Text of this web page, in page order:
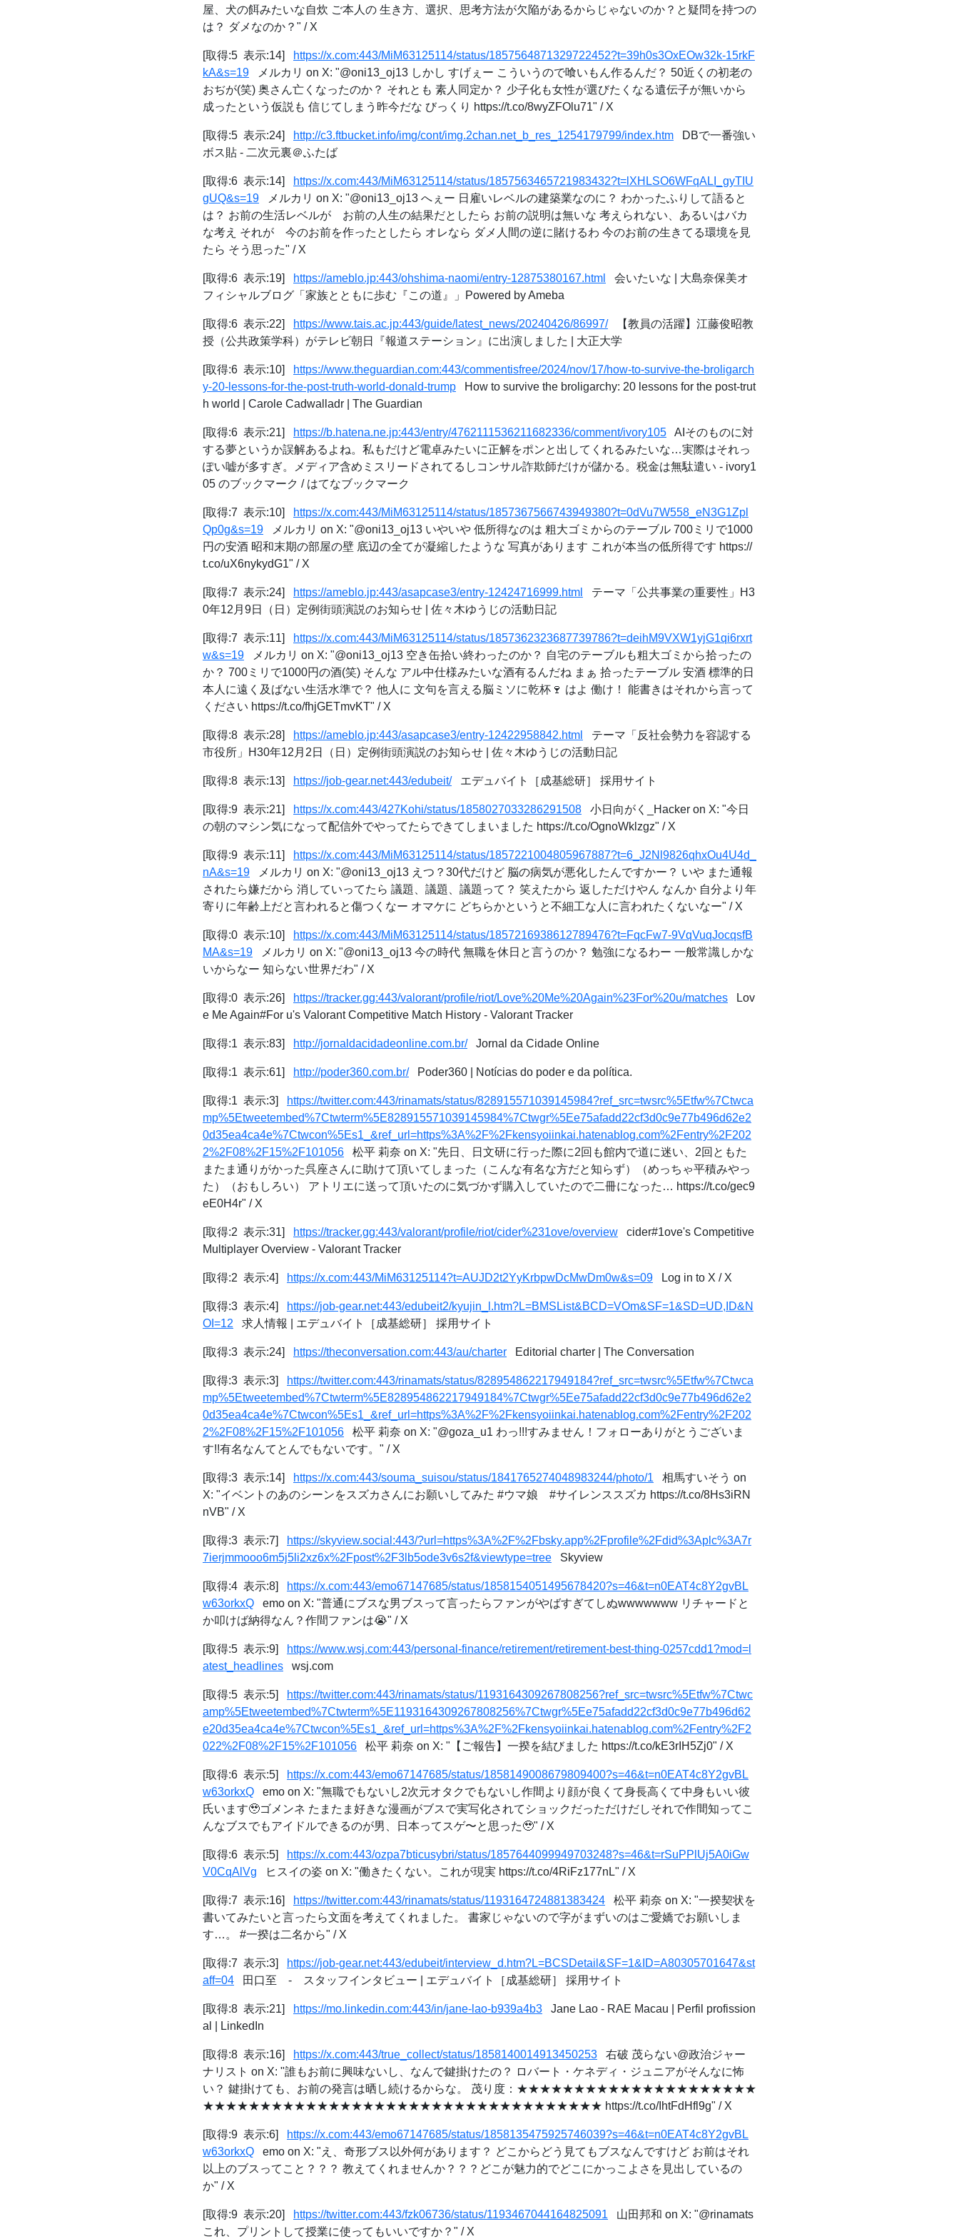
屋、犬の餌みたいな自炊 ご本人の 生き方、選択、思考方法が欠陥があるからじゃないのか？と疑問を持つの
は？ ダメなのか？" / X
[取得:5 表示:14]
https://x.com:443/MiM63125114/status/1857564871329722452?t=39h0s3OxEOw32k-15rkF
kA&s=19 メルカリ on X: "@oni13_oj13 しかし すげぇー こういうので喰いもん作るんだ？ 50近くの初老の
おぢが(笑) 奥さん亡くなったのか？ それとも 素人同定か？ 少子化も女性が選びたくなる遺伝子が無いから
成ったという仮説も 信じてしまう昨今だな びっくり https://t.co/8wyZFOlu71" / X
[取得:5 表示:24] http://c3.ftbucket.info/img/cont/img.2chan.net_b_res_1254179799/index.htm DBで一番強い
ボス貼 - 二次元裏＠ふたば
[取得:6 表示:14]
https://x.com:443/MiM63125114/status/1857563465721983432?t=lXHLSO6WFqALI_gyTIU
gUQ&s=19 メルカリ on X: "@oni13_oj13 へぇー 日雇いレベルの建築業なのに？ わかったふりして語ると
は？ お前の生活レベルが お前の人生の結果だとしたら お前の説明は無いな 考えられない、あるいはバカ
な考え それが 今のお前を作ったとしたら オレなら ダメ人間の逆に賭けるわ 今のお前の生きてる環境を見
たら そう思った" / X
[取得:6 表示:19] https://ameblo.jp:443/ohshima-naomi/entry-12875380167.html
会いたいな | 大島奈保美オ
フィシャルブログ「家族とともに歩む『この道』」Powered by Ameba
[取得:6 表示:22] https://www.tais.ac.jp:443/guide/latest_news/20240426/86997/【教員の活躍】江藤俊昭教
授（公共政策学科）がテレビ朝日『報道ステーション』に出演しました | 大正大学
[取得:6 表示:10]
https://www.theguardian.com:443/commentisfree/2024/nov/17/how-to-survive-the-broligarch
y-20-lessons-for-the-post-truth-world-donald-trump How to survive the broligarchy: 20 lessons for the post-trut
h world | Carole Cadwalladr | The Guardian
[取得:6 表示:21] https://b.hatena.ne.jp:443/entry/4762111536211682336/comment/ivory105 AIそのものに対
する夢というか誤解あるよね。私もだけど電卓みたいに正解をポンと出してくれるみたいな…実際はそれっ
ぽい嘘が多すぎ。メディア含めミスリードされてるしコンサル詐欺師だけが儲かる。税金は無駄遣い - ivory1
05 のブックマーク / はてなブックマーク
[取得:7 表示:10]
https://x.com:443/MiM63125114/status/1857367566743949380?t=0dVu7W558_eN3G1Zpl
Qp0g&s=19 メルカリ on X: "@oni13_oj13 いやいや 低所得なのは 粗大ゴミからのテーブル 700ミリで1000
円の安酒 昭和末期の部屋の壁 底辺の全てが凝縮したような 写真があります これが本当の低所得です https://
t.co/uX6nykydG1" / X
[取得:7 表示:24] https://ameblo.jp:443/asapcase3/entry-12424716999.html
テーマ「公共事業の重要性」H3
0年12月9日（日）定例街頭演説のお知らせ | 佐々木ゆうじの活動日記
[取得:7 表示:11]
https://x.com:443/MiM63125114/status/1857362323687739786?t=deihM9VXW1yjG1qi6rxrt
w&s=19 メルカリ on X: "@oni13_oj13 空き缶拾い終わったのか？ 自宅のテーブルも粗大ゴミから拾ったの
か？ 700ミリで1000円の酒(笑) そんな アル中仕様みたいな酒有るんだね まぁ 拾ったテーブル 安酒 標準的日
本人に遠く及ばない生活水準で？ 他人に 文句を言える脳ミソに乾杯🍷 はよ 働け！ 能書きはそれから言って
ください https://t.co/fhjGETmvKT" / X
[取得:8 表示:28] https://ameblo.jp:443/asapcase3/entry-12422958842.html
テーマ「反社会勢力を容認する
市役所」H30年12月2日（日）定例街頭演説のお知らせ | 佐々木ゆうじの活動日記
[取得:8 表示:13] https://job-gear.net:443/edubeit/エデュバイト［成基総研］ 採用サイト
[取得:9 表示:21] https://x.com:443/427Kohi/status/1858027033286291508 小日向がく_Hacker on X: "今日
の朝のマシン気になって配信外でやってたらできてしまいました https://t.co/OgnoWklzgz" / X
[取得:9 表示:11]
https://x.com:443/MiM63125114/status/1857221004805967887?t=6_J2Nl9826qhxOu4U4d_
nA&s=19 メルカリ on X: "@oni13_oj13 えつ？30代だけど 脳の病気が悪化したんですかー？ いや また通報
されたら嫌だから 消していってたら 議題、議題、議題って？ 笑えたから 返しただけやん なんか 自分より年
寄りに年齢上だと言われると傷つくなー オマケに どちらかというと不細工な人に言われたくないなー" / X
[取得:0 表示:10]
https://x.com:443/MiM63125114/status/1857216938612789476?t=FqcFw7-9VqVuqJocqsfB
MA&s=19 メルカリ on X: "@oni13_oj13 今の時代 無職を休日と言うのか？ 勉強になるわー 一般常識しかな
いからなー 知らない世界だわ" / X
[取得:0 表示:26] https://tracker.gg:443/valorant/profile/riot/Love%20Me%20Again%23For%20u/matches Lov
e Me Again#For u's Valorant Competitive Match History - Valorant Tracker
[取得:1 表示:83] http://jornaldacidadeonline.com.br/Jornal da Cidade Online
[取得:1 表示:61] http://poder360.com.br/Poder360 | Notícias do poder e da política.
[取得:1 表示:3]
https://twitter.com:443/rinamats/status/828915571039145984?ref_src=twsrc%5Etfw%7Ctwca
mp%5Etweetembed%7Ctwterm%5E828915571039145984%7Ctwgr%5Ee75afadd22cf3d0c9e77b496d62e2
0d35ea4ca4e%7Ctwcon%5Es1_&ref_url=https%3A%2F%2Fkensyoiinkai.hatenablog.com%2Fentry%2F202
2%2F08%2F15%2F101056 松平 莉奈 on X: "先日、日文研に行った際に2回も館内で道に迷い、2回ともた
またま通りがかった呉座さんに助けて頂いてしまった（こんな有名な方だと知らず）（めっちゃ平積みやっ
た）（おもしろい） アトリエに送って頂いたのに気づかず購入していたので二冊になった… https://t.co/gec9
eE0H4r" / X
[取得:2 表示:31] https://tracker.gg:443/valorant/profile/riot/cider%231ove/overview cider#1ove's Competitive
Multiplayer Overview - Valorant Tracker
[取得:2 表示:4] https://x.com:443/MiM63125114?t=AUJD2t2YyKrbpwDcMwDm0w&s=09 Log in to X / X
[取得:3 表示:4]
https://job-gear.net:443/edubeit2/kyujin_l.htm?L=BMSList&BCD=VOm&SF=1&SD=UD,ID&N
OI=12 求人情報 | エデュバイト［成基総研］ 採用サイト
[取得:3 表示:24] https://theconversation.com:443/au/charter Editorial charter | The Conversation
[取得:3 表示:3]
https://twitter.com:443/rinamats/status/828954862217949184?ref_src=twsrc%5Etfw%7Ctwca
mp%5Etweetembed%7Ctwterm%5E828954862217949184%7Ctwgr%5Ee75afadd22cf3d0c9e77b496d62e2
0d35ea4ca4e%7Ctwcon%5Es1_&ref_url=https%3A%2F%2Fkensyoiinkai.hatenablog.com%2Fentry%2F202
2%2F08%2F15%2F101056 松平 莉奈 on X: "@goza_u1 わっ!!!すみません！フォローありがとうございま
す!!有名なんてとんでもないです。" / X
[取得:3 表示:14] https://x.com:443/souma_suisou/status/1841765274048983244/photo/1 相馬すいそう on
X: "イベントのあのシーンをスズカさんにお願いしてみた #ウマ娘 #サイレンススズカ https://t.co/8Hs3iRN
nVB" / X
[取得:3 表示:7]
https://skyview.social:443/?url=https%3A%2F%2Fbsky.app%2Fprofile%2Fdid%3Aplc%3A7r
7ierjmmooo6m5j5li2xz6x%2Fpost%2F3lb5ode3v6s2f&viewtype=tree Skyview
[取得:4 表示:8]
https://x.com:443/emo67147685/status/1858154051495678420?s=46&t=n0EAT4c8Y2gvBL
w63orkxQ emo on X: "普通にブスな男ブスって言ったらファンがやばすぎてしぬwwwwwww リチャードと
か叩けば納得なん？作間ファンは😭" / X
[取得:5 表示:9]
https://www.wsj.com:443/personal-finance/retirement/retirement-best-thing-0257cdd1?mod=l
atest_headlines wsj.com
[取得:5 表示:5]
https://twitter.com:443/rinamats/status/1193164309267808256?ref_src=twsrc%5Etfw%7Ctwc
amp%5Etweetembed%7Ctwterm%5E1193164309267808256%7Ctwgr%5Ee75afadd22cf3d0c9e77b496d62
e20d35ea4ca4e%7Ctwcon%5Es1_&ref_url=https%3A%2F%2Fkensyoiinkai.hatenablog.com%2Fentry%2F2
022%2F08%2F15%2F101056 松平 莉奈 on X: "【ご報告】一揆を結びました https://t.co/kE3rIH5Zj0" / X
[取得:6 表示:5]
https://x.com:443/emo67147685/status/1858149008679809400?s=46&t=n0EAT4c8Y2gvBL
w63orkxQ emo on X: "無職でもないし2次元オタクでもないし作間より顔が良くて身長高くて中身もいい彼
氏います🥹ゴメンネ たまたま好きな漫画がブスで実写化されてショックだっただけだしそれで作間知ってこ
んなブスでもアイドルできるのが男、日本ってスゲ〜と思った🥹" / X
[取得:6 表示:5]
https://x.com:443/ozpa7bticusybri/status/1857644099949703248?s=46&t=rSuPPlUj5A0iGw
V0CqAlVg ヒスイの姿 on X: "働きたくない。これが現実 https://t.co/4RiFz177nL" / X
[取得:7 表示:16] https://twitter.com:443/rinamats/status/1193164724881383424 松平 莉奈 on X: "一揆契状を
書いてみたいと言ったら文面を考えてくれました。 書家じゃないので字がまずいのはご愛嬌でお願いしま
す…。 #一揆は二名から" / X
[取得:7 表示:3]
https://job-gear.net:443/edubeit/interview_d.htm?L=BCSDetail&SF=1&ID=A80305701647&st
aff=04 田口至 - スタッフインタビュー | エデュバイト［成基総研］ 採用サイト
[取得:8 表示:21] https://mo.linkedin.com:443/in/jane-lao-b939a4b3 Jane Lao - RAE Macau | Perfil profission
al | LinkedIn
[取得:8 表示:16] https://x.com:443/true_collect/status/1858140014913450253 右破 茂らない@政治ジャー
ナリスト on X: "誰もお前に興味ないし、なんで鍵掛けたの？ ロバート・ケネディ・ジュニアがそんなに怖
い？ 鍵掛けても、お前の発言は晒し続けるからな。 茂り度：★★★★★★★★★★★★★★★★★★★★★
★★★★★★★★★★★★★★★★★★★★★★★★★★★★★★★★★★★ https://t.co/IhtFdHfl9g" / X
[取得:9 表示:6]
https://x.com:443/emo67147685/status/1858135475925746039?s=46&t=n0EAT4c8Y2gvBL
w63orkxQ emo on X: "え、奇形ブス以外何があります？ どこからどう見てもブスなんですけど お前はそれ
以上のブスってこと？？？ 教えてくれませんか？？？どこが魅力的でどこにかっこよさを見出しているの
か" / X
[取得:9 表示:20] https://twitter.com:443/fzk06736/status/1193467044164825091 山田邦和 on X: "@rinamats
これ、プリントして授業に使ってもいいですか？" / X